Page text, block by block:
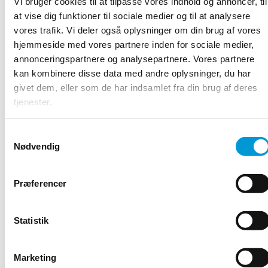
at vise dig funktioner til sociale medier og til at analysere
vores trafik. Vi deler også oplysninger om din brug af vores
hjemmeside med vores partnere inden for sociale medier,
annonceringspartnere og analysepartnere. Vores partnere
kan kombinere disse data med andre oplysninger, du har
givet dem, eller som de har indsamlet fra din brug af deres
tjenester.
Nødvendig
Præferencer
Statistik
Marketing
Høje Taastrup Fjernvarme vil fortsat stå for drift
og vedligeholdelse af varmepumpen, mens
gevinsten går til VEKS’ fjernvarmekunder,
herunder til kunderne i Høje Taastrup
Fjernvarme.
Ombygningen af den eksisterende
varmepumpe starter i efteråret 2025. Det
2026, hvor overskudsvarmen fra Microsoft vil
Steen Christiansen, VEKS’ formand, 40 50 85 07,
Adam Elbæk, VEKS’ direktør, 23 99 25 82,